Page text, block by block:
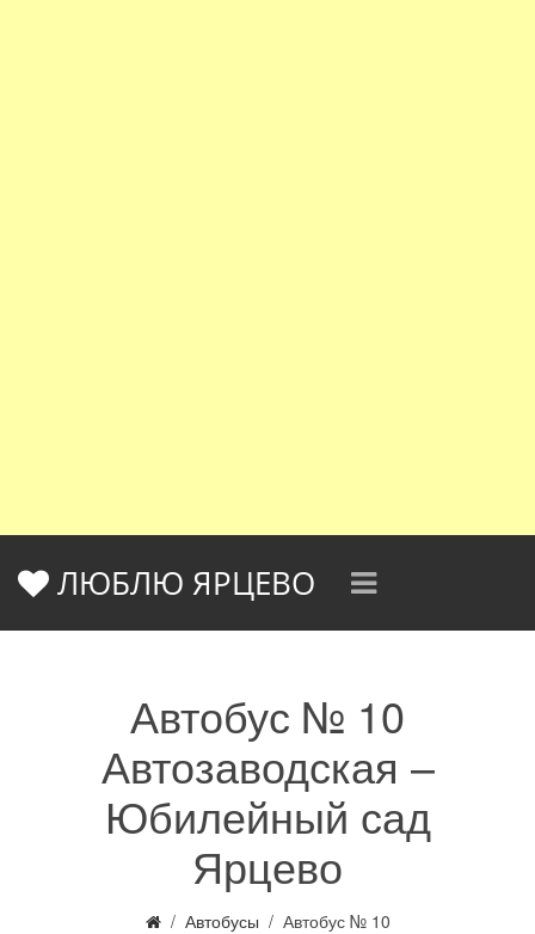
ЛЮБЛЮ ЯРЦЕВО
Автобус № 10
Автозаводская –
Юбилейный сад
Ярцево
Автобусы Автобус № 10